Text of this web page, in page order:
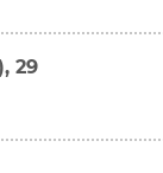
29